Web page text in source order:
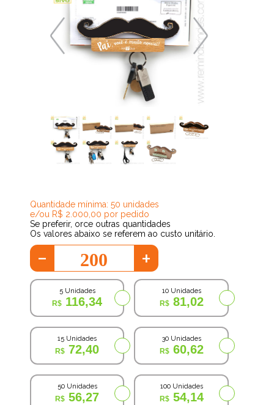
Quantidade mínima: 50 unidades
e/ou R$ 2.000,00 por pedido
Se preferir, orce outras quantidades
Os valores abaixo se referem ao custo unitário.
- +
5 Unidades
116,34
10 Unidades
81,02
15 Unidades
72,40
30 Unidades
60,62
50 Unidades
56,27
100 Unidades
54,14